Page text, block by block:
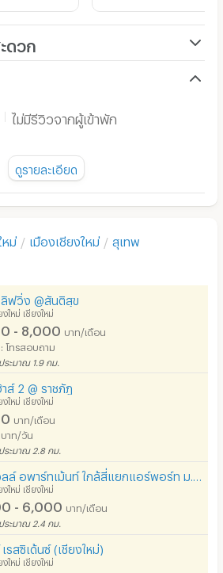
ดวก
พัก
รยาน
ไม่มีรีวิวจากผู้เข้าพัก
รีวิวของอพาร์ทเม้นท์นี้
นรีวิวแรกของอพาร์ทเม้นท์นี้
ดูรายละเอียด
หม่ เมืองเชียงใหม่ สุเทพ
ลิฟวิ่ง @สันติสุข
งใหม่ เชียงใหม่
- 8,000
บาท/เดือน
โทรสอบถาม
ระมาณ 1.9 กม.
าส์ 2 @ ราชภัฏ
งใหม่ เชียงใหม่
บาท/เดือน
บาท/วัน
ระมาณ 2.8 กม.
งใหม่ เชียงใหม่
- 6,000 บาท/เดือน
ระมาณ 2.4 กม.
รสซิเด้นซ์ (เชียงใหม่)
งใหม่ เชียงใหม่